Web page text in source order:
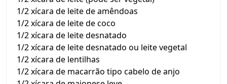
1/2 xícara de leite de amêndoas
1/2 xícara de leite de coco
1/2 xícara de leite desnatado
1/2 xícara de leite desnatado ou leite vegetal
1/2 xícara de lentilhas
1/2 xícara de macarrão tipo cabelo de anjo